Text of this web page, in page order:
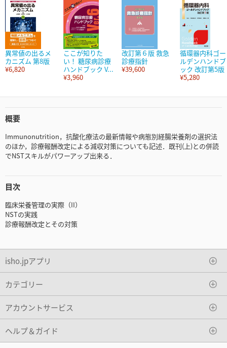
異常値の出るメ
カニズム 第8版
¥6,820
ここが知りた
い！ 糖尿病診療
ハンドブック V...
¥3,960
改訂第６版 救急
診療指針
¥39,600
循環器内科ゴー
ルデンハンドブ
ック 改訂第5版
¥5,280
概要
Immunonutrition，抗酸化療法の最新情報や病態別経腸栄養剤の選択法
のほか，診療報酬改定による減収対策についても記述．既刊(上)との併読
でNSTスキルがパワーアップ出来る．
目次
臨床栄養管理の実際（II）
NSTの実践
診療報酬改定とその対策
isho.jpアプリ
カテゴリー
アカウントサービス
ヘルプ＆ガイド